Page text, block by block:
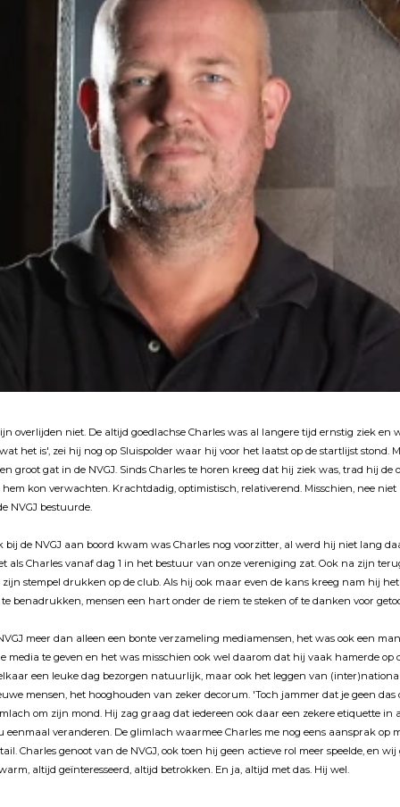
overlijden niet. De altijd goedlachse Charles was al langere tijd ernstig ziek en
het is', zei hij nog op Sluispolder waar hij voor het laatst op de startlijst stond.
groot gat in de NVGJ. Sinds Charles te horen kreeg dat hij ziek was, trad hij de
hem kon verwachten. Krachtdadig, optimistisch, relativerend. Misschien, nee
NVGJ bestuurde.
bij de NVGJ aan boord kwam was Charles nog voorzitter, al werd hij niet lang
als Charles vanaf dag 1 in het bestuur van onze vereniging zat. Ook na zijn
zijn stempel drukken op de club. Als hij ook maar even de kans kreeg nam hij
benadrukken, mensen een hart onder de riem te steken of te danken voor
meer dan alleen een bonte verzameling mediamensen, het was ook een
media te geven en het was misschien ook wel daarom dat hij vaak hamerde op
een leuke dag bezorgen natuurlijk, maar ook het leggen van
mensen, het hooghouden van zeker decorum. 'Toch jammer dat je geen das
om zijn mond. Hij zag graag dat iedereen ook daar een zekere etiquette in
eenmaal veranderen. De glimlach waarmee Charles me nog eens aansprak op
Charles genoot van de NVGJ, ook toen hij geen actieve rol meer speelde, en
altijd geïnteresseerd, altijd betrokken. En ja, altijd met das. Hij wel.